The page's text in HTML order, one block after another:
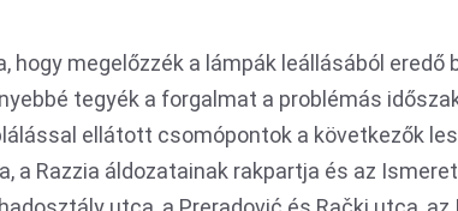
hogy megelőzzék a lámpák leállásából eredő
tegyék a forgalmat a problémás
ellátott csomópontok a következők
a Razzia áldozatainak rakpartja és az